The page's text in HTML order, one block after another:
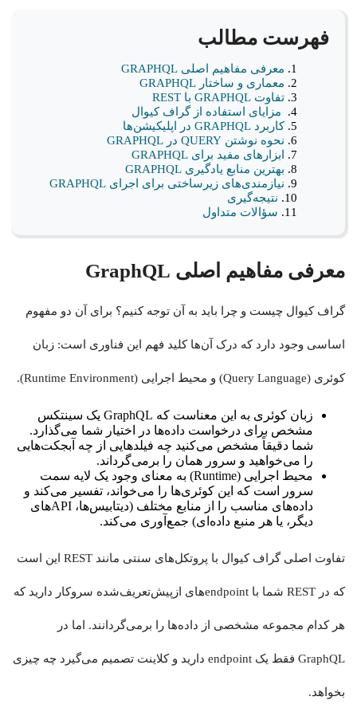
فهرست مطالب
معرفی مفاهیم اصلی GRAPHQL
معماری و ساختار GRAPHQL
تفاوت GRAPHQL با REST
مزایای استفاده از گراف کیوال
کاربرد GRAPHQL در اپلیکیشن‌ها
نحوه نوشتن QUERY در GRAPHQL
ابزارهای مفید برای GRAPHQL
بهترین منابع یادگیری GRAPHQL
نیازمندی‌های زیرساختی برای اجرای GRAPHQL
نتیجه‌گیری
سؤالات متداول
معرفی مفاهیم اصلی GraphQL
گراف کیوال چیست و چرا باید به آن توجه کنیم؟ برای آن دو مفهوم
اساسی وجود دارد که درک آن‌ها کلید فهم این فناوری است: زبان
کوئری (Query Language) و محیط اجرایی (Runtime Environment).
زبان کوئری به این معناست که GraphQL یک سینتکس
مشخص برای درخواست داده‌ها در اختیار شما می‌گذارد.
شما دقیقاً مشخص می‌کنید چه فیلدهایی از چه آبجکت‌هایی
را می‌خواهید و سرور همان را برمی‌گرداند.
محیط اجرایی (Runtime) به معنای وجود یک لایه سمت
سرور است که این کوئری‌ها را می‌خواند، تفسیر می‌کند و
داده‌های مناسب را از منابع مختلف (دیتابیس‌ها، APIهای
دیگر، یا هر منبع داده‌ای) جمع‌آوری می‌کند.
تفاوت اصلی گراف کیوال با پروتکل‌های سنتی مانند REST این است
که در REST شما با endpointهای ازپیش‌تعریف‌شده سروکار دارید که
هر کدام مجموعه مشخصی از داده‌ها را برمی‌گردانند. اما در
GraphQL فقط یک endpoint دارید و کلاینت تصمیم می‌گیرد چه چیزی
بخواهد.